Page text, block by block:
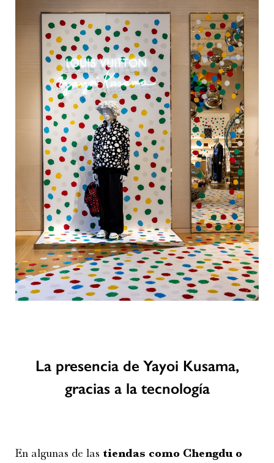
La presencia de Yayoi Kusama,
gracias a la tecnología
En algunas de las tiendas como Chengdu o